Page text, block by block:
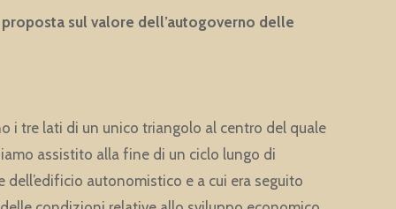
sul valore dell’autogoverno delle
i tre lati di un unico triangolo al centro del quale
assistito alla fine di un ciclo lungo di
autonomistico e a cui era seguito